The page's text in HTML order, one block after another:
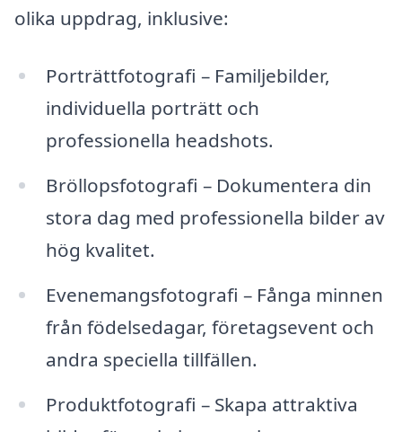
olika uppdrag, inklusive:
Porträttfotografi – Familjebilder,
individuella porträtt och
professionella headshots.
Bröllopsfotografi – Dokumentera din
stora dag med professionella bilder av
hög kvalitet.
Evenemangsfotografi – Fånga minnen
från födelsedagar, företagsevent och
andra speciella tillfällen.
Produktfotografi – Skapa attraktiva